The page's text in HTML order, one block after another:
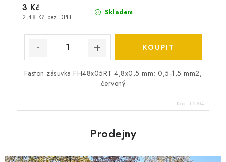
Skladem
2,48 Kč bez DPH
3 Kč
Faston zásuvka FH48x05RT 4,8x0,5 mm; 0,5-1,5 mm2;
červený
Kód: E5704
Prodejny